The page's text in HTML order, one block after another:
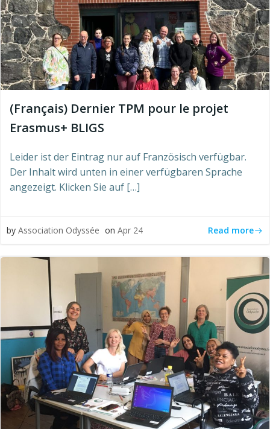
(Français) Dernier TPM pour le projet
Erasmus+ BLIGS
Leider ist der Eintrag nur auf Französisch verfügbar.
Der Inhalt wird unten in einer verfügbaren Sprache
angezeigt. Klicken Sie auf […]
by Association Odyssée on Apr 24 Read more